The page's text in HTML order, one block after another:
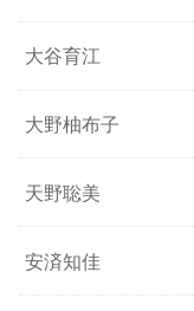
大谷育江
大野柚布子
天野聡美
安済知佳